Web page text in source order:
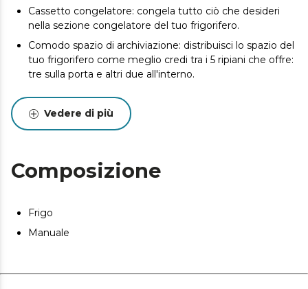
Cassetto congelatore: congela tutto ciò che desideri
nella sezione congelatore del tuo frigorifero.
Comodo spazio di archiviazione: distribuisci lo spazio del
tuo frigorifero come meglio credi tra i 5 ripiani che offre:
tre sulla porta e altri due all'interno.
Classe E: risparmio energetico garantito su base
giornaliera.
Vedere di più
Composizione
Frigo
Manuale